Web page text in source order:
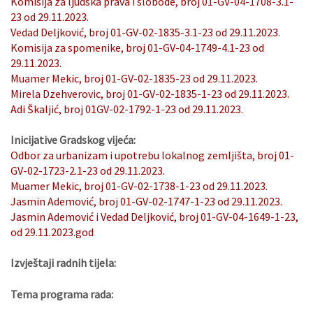
23 od 29.11.2023.
Vedad Deljković, broj 01-GV-02-1835-3.1-23 od 29.11.2023.
Komisija za spomenike, broj 01-GV-04-1749-4.1-23 od
29.11.2023.
Muamer Mekic, broj 01-GV-02-1835-23 od 29.11.2023.
Mirela Dzehverovic, broj 01-GV-02-1835-1-23 od 29.11.2023.
Adi Škaljić, broj 01GV-02-1792-1-23 od 29.11.2023.
Inicijative Gradskog vijeća:
Odbor za urbanizam i upotrebu lokalnog zemljišta, broj 01-
GV-02-1723-2.1-23 od 29.11.2023.
Muamer Mekic, broj 01-GV-02-1738-1-23 od 29.11.2023.
Jasmin Ademović, broj 01-GV-02-1747-1-23 od 29.11.2023.
Jasmin Ademović i Vedad Deljković, broj 01-GV-04-1649-1-23,
od 29.11.2023.god
Izvještaji radnih tijela:
Tema programa rada: